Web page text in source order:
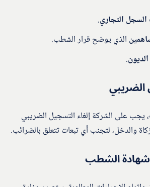
التجاري.
الذي يوضح قرار الشطب.
.
الضريبي
يجب على الشركة إلغاء التسجيل الضريبي
والدخل، لتجنب أي تبعات تتعلق بالضرائب.
الشطب